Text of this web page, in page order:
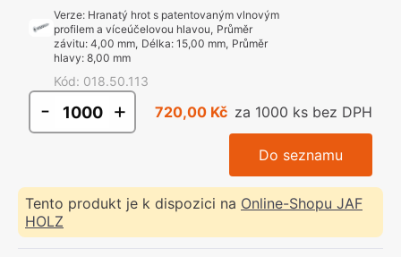
Verze: Hranatý hrot s patentovaným vlnovým
profilem a víceúčelovou hlavou, Průměr
závitu:4,00 mm, Délka:15,00 mm, Průměr
hlavy:8,00 mm
Kód: 018.50.113
- + 720,00 Kč za 1000 ks bez DPH
Do seznamu
Tento produkt je k dispozici na Online-Shopu JAF
HOLZ